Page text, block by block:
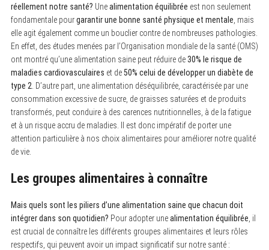
réellement notre santé? Unealimentation équilibrée est non seulement
fondamentale pourgarantir une bonne santé physique et mentale , mais
elle agit également comme un bouclier contre de nombreuses pathologies.
En effet, des études menées par l’Organisation mondiale de la santé (OMS)
ont montré qu’une alimentation saine peut réduire de30% le risque de
maladies cardiovasculaires et de50% celui de développer un diabète de
type 2 . D’autre part, une alimentation déséquilibrée, caractérisée par une
consommation excessive de sucre, de graisses saturées et de produits
transformés, peut conduire à des carences nutritionnelles, à de la fatigue
et à un risque accru de maladies. Il est donc impératif de porter une
attention particulière à nos choix alimentaires pour améliorer notre qualité
de vie.
Les groupes alimentaires à connaître
Mais quels sont les piliers d’une alimentation saine que chacun doit
intégrer dans son quotidien? Pour adopter unealimentation équilibrée , il
est crucial de connaître les différents groupes alimentaires et leurs rôles
respectifs, qui peuvent avoir un impact significatif sur notre santé :